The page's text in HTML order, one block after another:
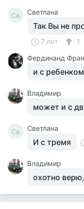
Св Светлана
Так Вы не
7 лет
1
Фердинанд
и с
Владимир
может и с
Св Светлана
И с тремя
Владимир
охотно